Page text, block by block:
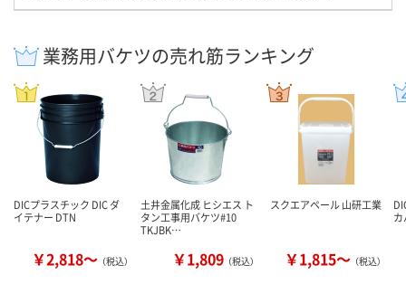
業務用バケツの売れ筋ランキング
DICプラスチック DIC ダ
イテナー DTN
￥2,818～ （税込）
土井金属化成 ヒシエス ト
タン工事用バケツ#10
TKJBK…
￥1,809 （税込）
スクエアペール 山研工業
￥1,815～ （税込）